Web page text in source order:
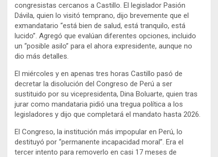
congresistas cercanos a Castillo. El legislador Pasión
Dávila, quien lo visitó temprano, dijo brevemente que el
exmandatario “está bien de salud, está tranquilo, está
lucido”. Agregó que evalúan diferentes opciones, incluido
un “posible asilo” para el ahora expresidente, aunque no
dio más detalles.
El miércoles y en apenas tres horas Castillo pasó de
decretar la disolución del Congreso de Perú a ser
sustituido por su vicepresidenta, Dina Boluarte, quien tras
jurar como mandataria pidió una tregua política a los
legisladores y dijo que completará el mandato hasta 2026.
El Congreso, la institución más impopular en Perú, lo
destituyó por “permanente incapacidad moral”. Era el
tercer intento para removerlo en casi 17 meses de